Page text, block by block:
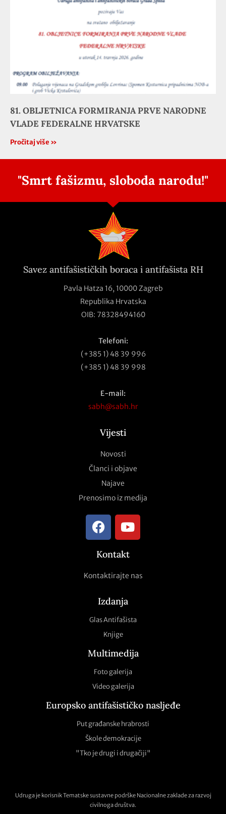
81. OBLJETNICA FORMIRANJA PRVE NARODNE
VLADE FEDERALNE HRVATSKE
Pročitaj više »
"Smrt fašizmu, sloboda narodu!"
Savez antifašističkih boraca i antifašista RH
Pavla Hatza 16, 10000 Zagreb
Republika Hrvatska
OIB: 78328494160
Telefoni:
(+385 1) 48 39 996
(+385 1) 48 39 998
E-mail:
sabh@sabh.hr
Vijesti
Novosti
Članci i objave
Najave
Prenosimo iz medija
Kontakt
Kontaktirajte nas
Izdanja
Glas Antifašista
Knjige
Multimedija
Foto galerija
Video galerija
Europsko antifašističko nasljeđe
Put građanske hrabrosti
Škole demokracije
"Tko je drugi i drugačiji"
Udruga je korisnik Tematske sustavne podrške Nacionalne zaklade za razvoj
civilnoga društva.